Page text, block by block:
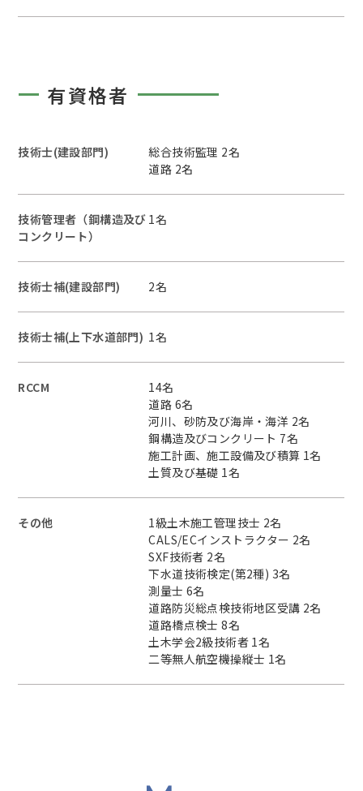
有資格者
技術士(建設部門)
総合技術監理 2名
道路 2名
技術管理者（鋼構造及び
コンクリート）
1名
技術士補(建設部門) 2名
技術士補(上下水道部門) 1名
RCCM
14名
道路 6名
河川、砂防及び海岸・海洋 2名
鋼構造及びコンクリート 7名
施工計画、施工設備及び積算 1名
土質及び基礎 1名
その他
1級土木施工管理技士 2名
CALS/ECインストラクター 2名
SXF技術者 2名
下水道技術検定(第2種) 3名
測量士 6名
道路防災総点検技術地区受講 2名
道路橋点検士 8名
土木学会2級技術者 1名
二等無人航空機操縦士 1名